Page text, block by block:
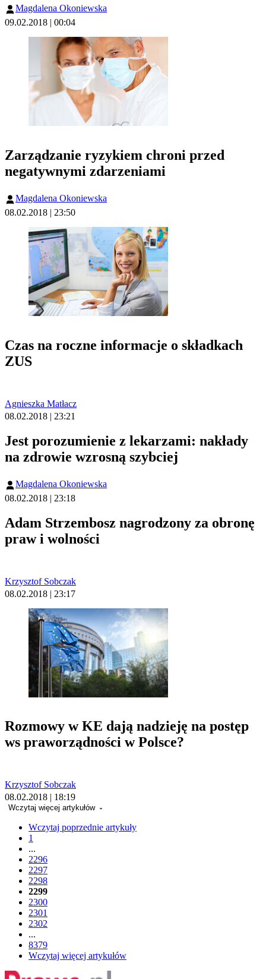
Magdalena Okoniewska
09.02.2018 | 00:04
Zarządzanie ryzykiem chroni przed
negatywnymi zdarzeniami
Magdalena Okoniewska
08.02.2018 | 23:50
Czas na roczne informacje o składkach
ZUS
Agnieszka Matłacz
08.02.2018 | 23:21
Jest porozumienie z lekarzami: nakłady
na zdrowie wzrosną szybciej
Magdalena Okoniewska
08.02.2018 | 23:18
Adam Strzembosz nagrodzony za obronę
praw i wolności
Krzysztof Sobczak
08.02.2018 | 23:17
Rozmowy w KE dają nadzieję na postęp
ws praworządności w Polsce?
Krzysztof Sobczak
08.02.2018 | 18:19
Wczytaj więcej artykułów
Wczytaj poprzednie artykuły
1
...
2296
2297
2298
2299
2300
2301
2302
...
8379
Wczytaj więcej artykułów